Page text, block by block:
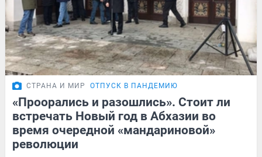
СТРАНА И МИР ОТПУСК В ПАНДЕМИЮ
«Проорались и разошлись». Стоит ли
встречать Новый год в Абхазии во
время очередной «мандариновой»
революции